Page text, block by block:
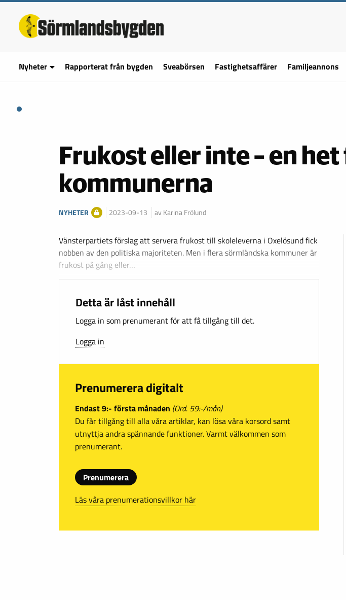
Nyheter Rapporterat från bygden Sveabörsen Fastighetsaffärer Familjeannons
Frukost eller inte – en het
kommunerna
NYHETER 2023-09-13 av Karina Frölund
Vänsterpartiets förslag att servera frukost till skoleleverna i Oxelösund fick
nobben av den politiska majoriteten. Men i flera sörmländska kommuner är
frukost på gång eller…
Detta är låst innehåll
Logga in som prenumerant för att få tillgång till det.
Logga in
Prenumerera digitalt
Endast 9:- första månaden (Ord. 59:-/mån)
Du får tillgång till alla våra artiklar, kan lösa våra korsord samt
utnyttja andra spännande funktioner. Varmt välkommen som
prenumerant.
Prenumerera
Läs våra prenumerationsvillkor här